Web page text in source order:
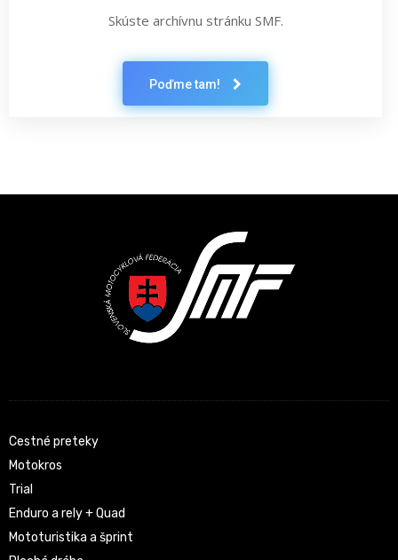
Skúste archívnu stránku SMF.
Poďme tam!
Cestné preteky
Motokros
Trial
Enduro a rely + Quad
Mototuristika a šprint